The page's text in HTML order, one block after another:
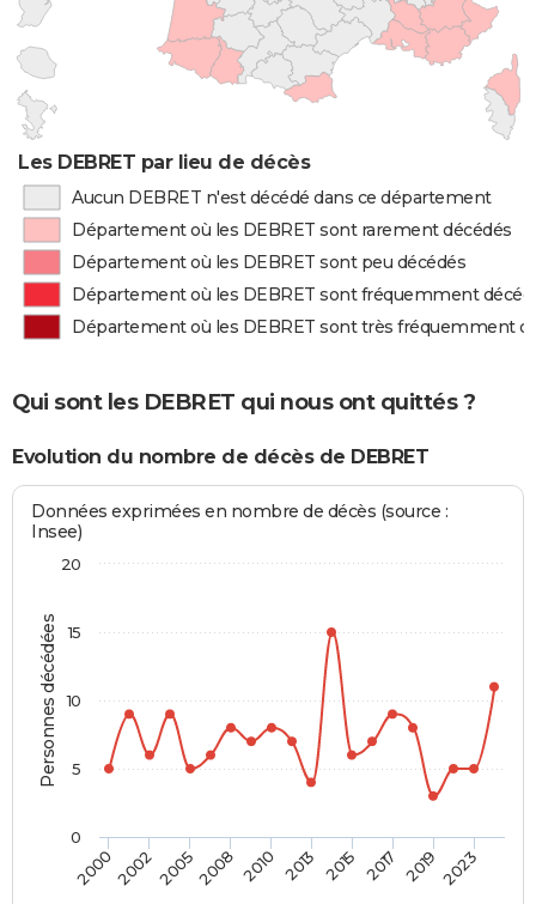
Les DEBRET par lieu de décès
Aucun DEBRET n'est décédé dans ce département
Département où les DEBRET sont rarement décédés
Département où les DEBRET sont peu décédés
Département où les DEBRET sont fréquemment
Département où les DEBRET sont très fréquemment
Qui sont les DEBRET qui nous ont quittés ?
Evolution du nombre de décès de DEBRET
Personnes décédées
Données exprimées en nombre de décès (source :
Insee)
2000200220052008 2010 2013 2015 2017 2019 2023
0
5
10
15
20